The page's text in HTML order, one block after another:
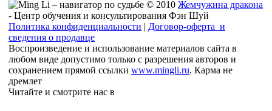
© 2010 Жемчужина дракона
- Центр обучения и консультирования Фэн Шуй
Политика конфиденциальности | Договор-оферта и
сведения о продавце
Воспроизведение и использование материалов сайта в
любом виде допустимо только с разрешения авторов и
сохранением прямой ссылки www.mingli.ru. Карма не
дремлет
Читайте и смотрите нас в